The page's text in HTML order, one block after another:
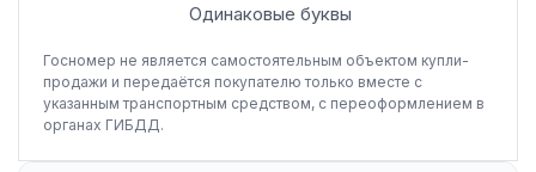
Одинаковые буквы
Госномер не является самостоятельным объектом купли-
продажи и передаётся покупателю только вместе с
указанным транспортным средством, с переоформлением в
органах ГИБДД.